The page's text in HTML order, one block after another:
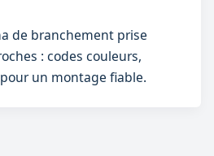
de branchement prise
: codes couleurs,
un montage fiable.